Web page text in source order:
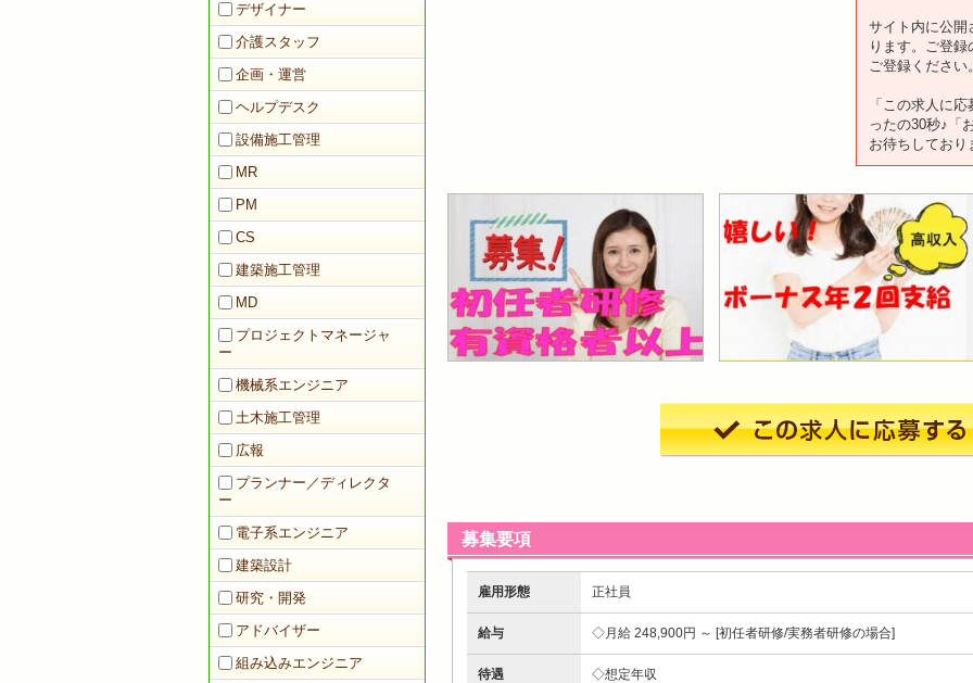
デザイナー
介護スタッフ
企画・運営
ヘルプデスク
設備施工管理
MR
PM
CS
建築施工管理
MD
プロジェクトマネージャ
ー
機械系エンジニア
土木施工管理
広報
プランナー／ディレクタ
ー
電子系エンジニア
建築設計
研究・開発
アドバイザー
組み込みエンジニア
サイト内に公開
ります。ご登
ご登録ください
「この求人に
ったの30秒♪「
お待ちしており
募集要項
雇用形態 正社員
給与 月給 248,900円 ～ 初任者研修/実務者研修の場合
待遇
◇想定年収